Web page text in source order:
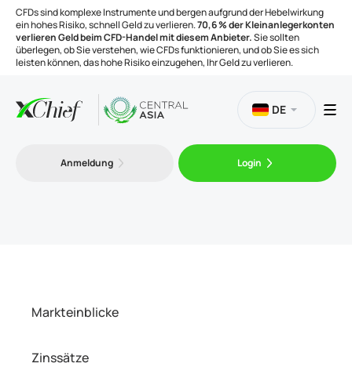
CFDs sind komplexe Instrumente und bergen aufgrund der Hebelwirkung
ein hohes Risiko, schnell Geld zu verlieren.70,6 % der Kleinanlegerkonten
verlieren Geld beim CFD-Handel mit diesem Anbieter.Sie sollten
überlegen, ob Sie verstehen, wie CFDs funktionieren, und ob Sie es sich
leisten können, das hohe Risiko einzugehen, Ihr Geld zu verlieren.
DE
Anmeldung Login
Markteinblicke
Zinssätze